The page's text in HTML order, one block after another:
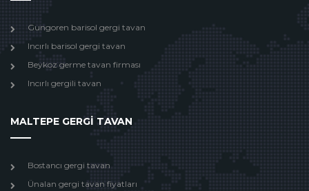
Gungoren barisol gergi tavan
Incırlı barisol gergi tavan
Beykoz germe tavan firması
Incırlı gergili tavan
MALTEPE GERGİ TAVAN
Bostancı gergi tavan
Ünalan gergi tavan fiyatları